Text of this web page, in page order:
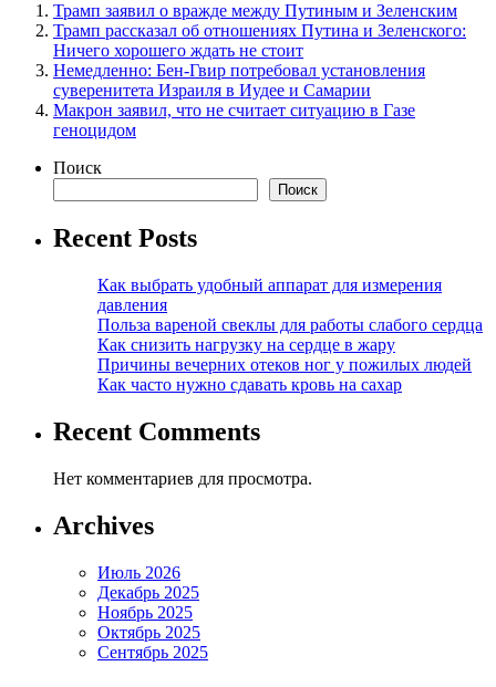
Трамп заявил о вражде между Путиным и Зеленским
Трамп рассказал об отношениях Путина и Зеленского:
Ничего хорошего ждать не стоит
Немедленно: Бен-Гвир потребовал установления
суверенитета Израиля в Иудее и Самарии
Макрон заявил, что не считает ситуацию в Газе
геноцидом
Поиск
Поиск
Recent Posts
Как выбрать удобный аппарат для измерения
давления
Польза вареной свеклы для работы слабого сердца
Как снизить нагрузку на сердце в жару
Причины вечерних отеков ног у пожилых людей
Как часто нужно сдавать кровь на сахар
Recent Comments
Нет комментариев для просмотра.
Archives
Июль 2026
Декабрь 2025
Ноябрь 2025
Октябрь 2025
Сентябрь 2025